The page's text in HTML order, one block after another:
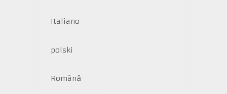
Italiano
polski
Română